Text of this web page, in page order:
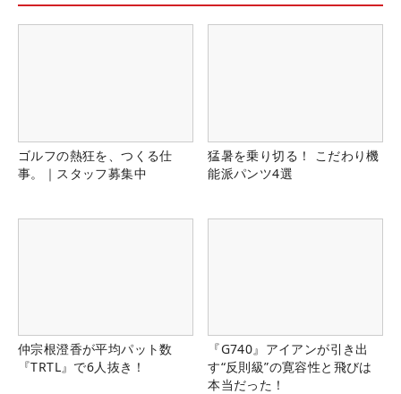
ゴルフの熱狂を、つくる仕
事。｜スタッフ募集中
猛暑を乗り切る！ こだわり機
能派パンツ4選
仲宗根澄香が平均パット数
『TRTL』で6人抜き！
『G740』アイアンが引き出
す“反則級”の寛容性と飛びは
本当だった！